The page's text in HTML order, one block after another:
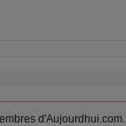
d'Aujourdhui.com.